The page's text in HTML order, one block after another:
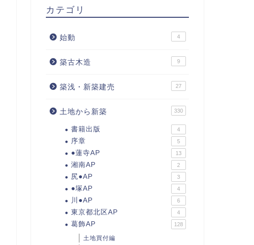
カテゴリ
始動 4
築古木造 9
築浅・新築建売 27
土地から新築 330
書籍出版 4
序章 5
●蓮寺AP 13
湘南AP 2
尻●AP 3
●塚AP 4
川●AP 6
東京都北区AP 4
葛飾AP 128
土地買付編